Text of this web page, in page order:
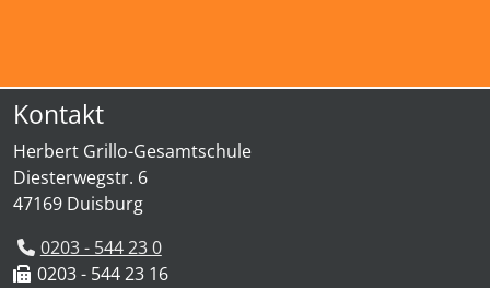
Kontakt
Herbert Grillo-Gesamtschule
Diesterwegstr. 6
47169 Duisburg
0203 - 544 23 0
0203 - 544 23 16